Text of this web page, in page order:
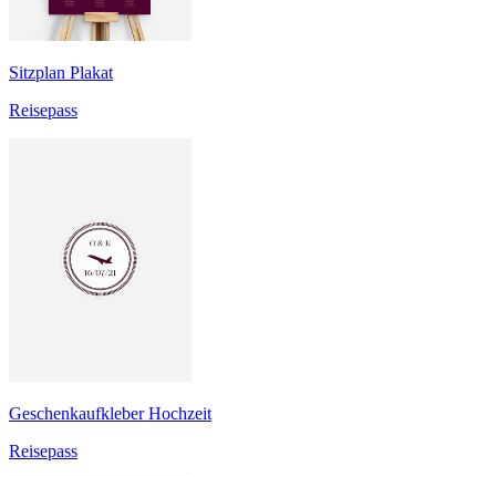
Sitzplan Plakat
Reisepass
Geschenkaufkleber Hochzeit
Reisepass